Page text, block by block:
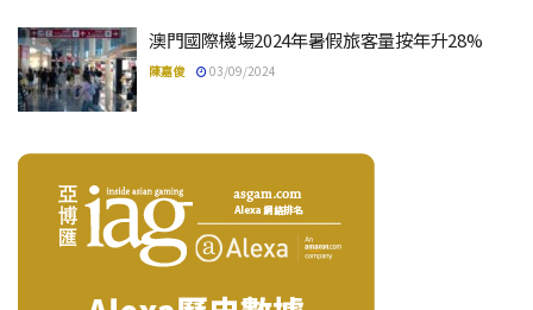
澳門國際機場2024年暑假旅客量按年升28%
陳嘉俊 03/09/2024